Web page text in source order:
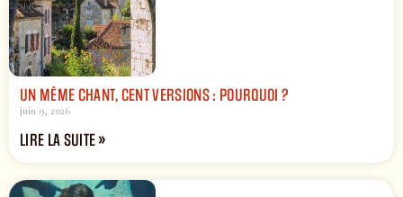
UN MÊME CHANT, CENT VERSIONS : POURQUOI ?
juin 9, 2026
LIRE LA SUITE »